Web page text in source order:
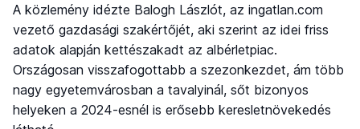
A közlemény idézte Balogh Lászlót, az ingatlan.com
vezető gazdasági szakértőjét, aki szerint az idei friss
adatok alapján kettészakadt az albérletpiac.
Országosan visszafogottabb a szezonkezdet, ám több
nagy egyetemvárosban a tavalyinál, sőt bizonyos
helyeken a 2024-esnél is erősebb keresletnövekedés